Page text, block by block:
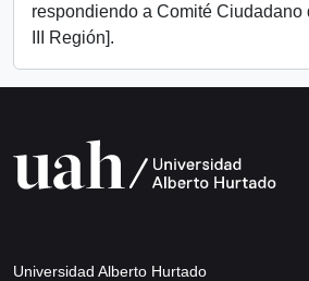
respondiendo a Comité Ciudadano
III Región].
Universidad Alberto Hurtado